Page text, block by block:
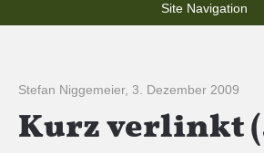
Site Navigation
Stefan Niggemeier, 3. Dezember 2009
Kurz verlinkt